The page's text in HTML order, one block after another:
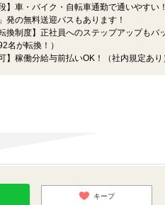
】車・バイク・自転車通勤で通いやすい！
発の無料送迎バスもあります！
換制度】正社員へのステップアップもバ
名が転換！）
稼働分給与前払いOK！（社内規定あり
キープ